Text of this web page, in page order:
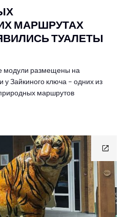
МАРШРУТАХ
ТУАЛЕТЫ
модули размещены на
Зайкиного ключа – одних из
маршрутов